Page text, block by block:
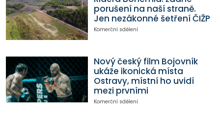
porušení na naší straně.
Jen nezákonné šetření ČIŽP
Komerční sdělení
Nový český film Bojovník
ukáže ikonická místa
Ostravy, místní ho uvidí
mezi prvními
Komerční sdělení